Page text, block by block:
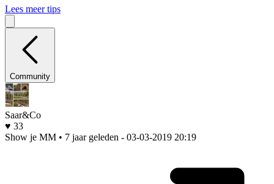
Lees meer tips
Community
Saar&Co
♥ 33
Show je MM • 7 jaar geleden - 03-03-2019 20:19